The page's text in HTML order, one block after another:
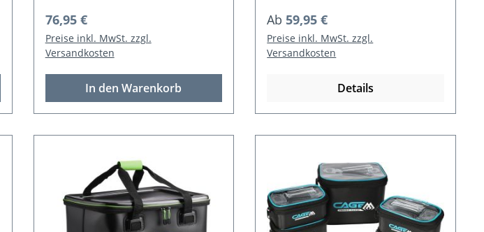
Regulärer Preis:
76,95 €
Preise inkl. MwSt. zzgl.
Versandkosten
In den Warenkorb
Regulärer Preis:
Ab 59,95 €
Preise inkl. MwSt. zzgl.
Versandkosten
Details